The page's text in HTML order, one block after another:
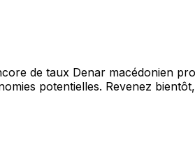
de taux Denar macédonien
potentielles. Revenez